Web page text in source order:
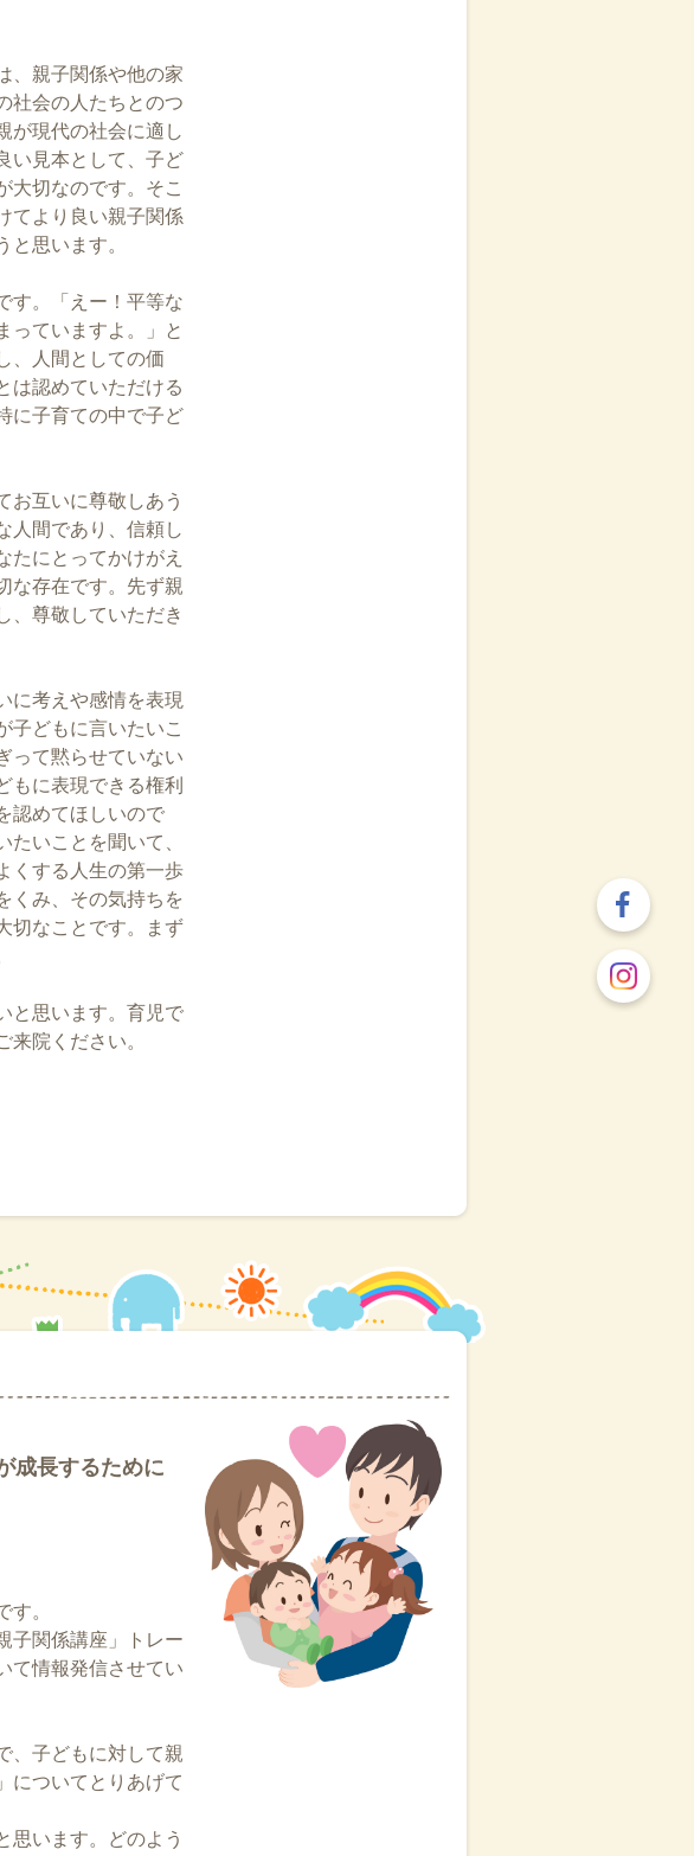
、親子関係や他の家
社会の人たちとのつ
が現代の社会に適し
い見本として、子ど
大切なのです。そこ
てより良い親子関係
と思います。
す。「えー！平等な
っていますよ。」と
、人間としての価
は認めていただける
に子育ての中で子ど
互いに尊敬しあう
人間であり、信頼し
たにとってかけがえ
な存在です。先ず親
、尊敬していただき
に考えや感情を表現
子どもに言いたいこ
って黙らせていない
もに表現できる権利
認めてほしいので
いことを聞いて、
くする人生の第一歩
くみ、その気持ちを
切なことです。まず
と思います。育児で
院ください。
成長するために
す。
子関係講座」トレー
て情報発信させてい
、子どもに対して親
についてとりあげて
います。どのよう